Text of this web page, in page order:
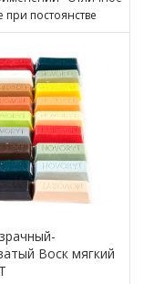
при постоянстве
Готов к
Воск мягкий